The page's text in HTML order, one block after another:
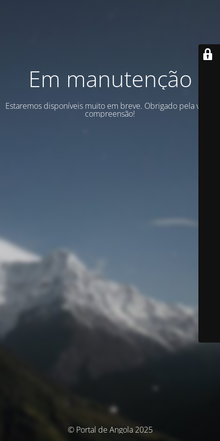
Em manutenção
Estaremos disponíveis muito em breve. Obrigado pela vossa
compreensão!
© Portal de Angola 2025